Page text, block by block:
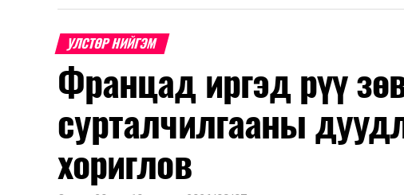
2026 оны 8 дугаар сарын 17–28-ны
Энэ хугацаанд хүүхэд бүртгэх дэмжлэгийн
2026 оны 9 дүгээр сарын 1-нээс цахимаар
2026 оны 9 дүгээр сарын 14-нөөс
Оюутны дотуур байр
УЛСТӨР НИЙГЭМ
Францад иргэд рүү
сурталчилгааны
хориглов